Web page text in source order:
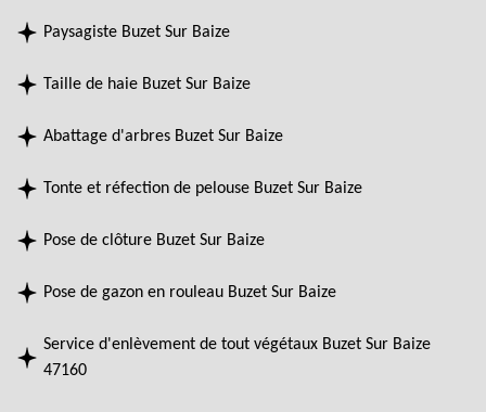
Paysagiste Buzet Sur Baize
Taille de haie Buzet Sur Baize
Abattage d'arbres Buzet Sur Baize
Tonte et réfection de pelouse Buzet Sur Baize
Pose de clôture Buzet Sur Baize
Pose de gazon en rouleau Buzet Sur Baize
Service d'enlèvement de tout végétaux Buzet Sur Baize
47160